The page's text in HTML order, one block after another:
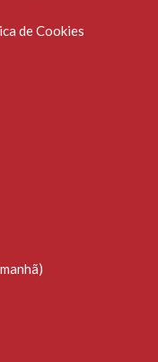
de Cookies